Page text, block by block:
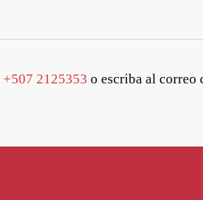
+507 2125353 o escriba al correo